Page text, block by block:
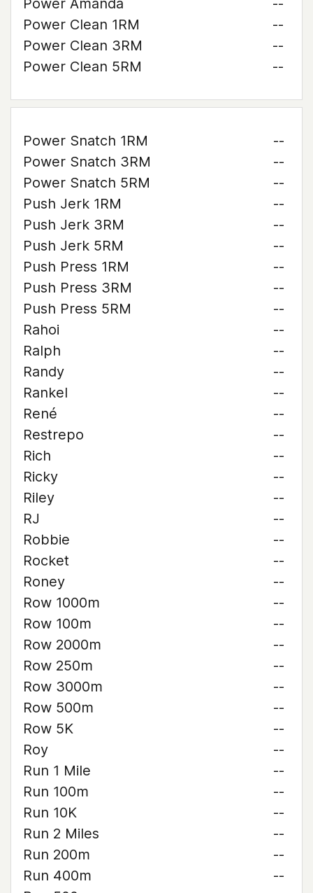
Power Amanda
--
Power Clean 1RM
--
Power Clean 3RM
--
Power Clean 5RM
--
Power Snatch 1RM
--
Power Snatch 3RM
--
Power Snatch 5RM
--
Push Jerk 1RM
--
Push Jerk 3RM
--
Push Jerk 5RM
--
Push Press 1RM
--
Push Press 3RM
--
Push Press 5RM
--
Rahoi
--
Ralph
--
Randy
--
Rankel
--
René
--
Restrepo
--
Rich
--
Ricky
--
Riley
--
RJ
--
Robbie
--
Rocket
--
Roney
--
Row 1000m
--
Row 100m
--
Row 2000m
--
Row 250m
--
Row 3000m
--
Row 500m
--
Row 5K
--
Roy
--
Run 1 Mile
--
Run 100m
--
Run 10K
--
Run 2 Miles
--
Run 200m
--
Run 400m
--